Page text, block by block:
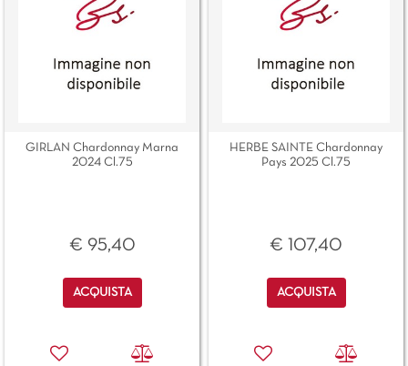
GIRLAN Chardonnay Marna
2024 Cl.75
€ 95,40
Quantità
ACQUISTA
HERBE SAINTE Chardonnay
Pays 2025 Cl.75
€ 107,40
Quantità
ACQUISTA